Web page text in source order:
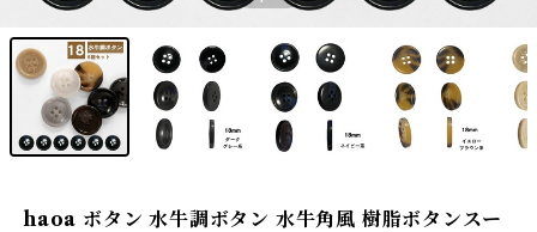
haoa ボタン 水牛調ボタン 水牛角風 樹脂ボタンスー